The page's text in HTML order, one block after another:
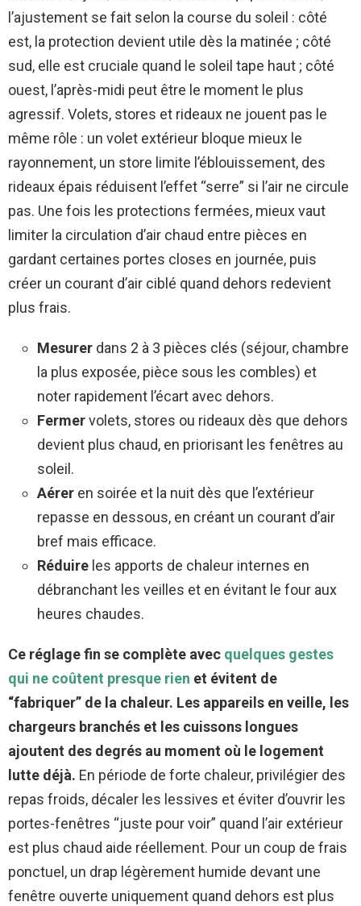
l’ajustement se fait selon la course du soleil : côté
est, la protection devient utile dès la matinée ; côté
sud, elle est cruciale quand le soleil tape haut ; côté
ouest, l’après-midi peut être le moment le plus
agressif. Volets, stores et rideaux ne jouent pas le
même rôle : un volet extérieur bloque mieux le
rayonnement, un store limite l’éblouissement, des
rideaux épais réduisent l’effet “serre” si l’air ne circule
pas. Une fois les protections fermées, mieux vaut
limiter la circulation d’air chaud entre pièces en
gardant certaines portes closes en journée, puis
créer un courant d’air ciblé quand dehors redevient
plus frais.
Mesurer dans 2 à 3 pièces clés (séjour, chambre
la plus exposée, pièce sous les combles) et
noter rapidement l’écart avec dehors.
Fermervolets, stores ou rideaux dès que dehors
devient plus chaud, en priorisant les fenêtres au
soleil.
Aérer en soirée et la nuit dès que l’extérieur
repasse en dessous, en créant un courant d’air
bref mais efficace.
Réduire les apports de chaleur internes en
débranchant les veilles et en évitant le four aux
heures chaudes.
Ce réglage fin se complète avec quelques gestes
qui ne coûtent presque rien et évitent de
“fabriquer” de la chaleur. Les appareils en veille, les
chargeurs branchés et les cuissons longues
ajoutent des degrés au moment où le logement
lutte déjà. En période de forte chaleur, privilégier des
repas froids, décaler les lessives et éviter d’ouvrir les
portes-fenêtres “juste pour voir” quand l’air extérieur
est plus chaud aide réellement. Pour un coup de frais
ponctuel, un drap légèrement humide devant une
fenêtre ouverte uniquement quand dehors est plus